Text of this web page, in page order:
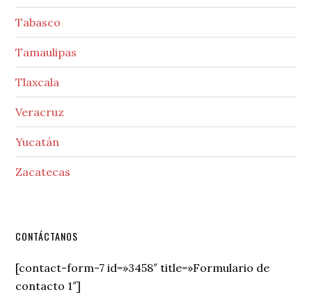
Tabasco
Tamaulipas
Tlaxcala
Veracruz
Yucatán
Zacatecas
Secondary
Sidebar
CONTÁCTANOS
[contact-form-7 id=»3458″ title=»Formulario de
contacto 1″]